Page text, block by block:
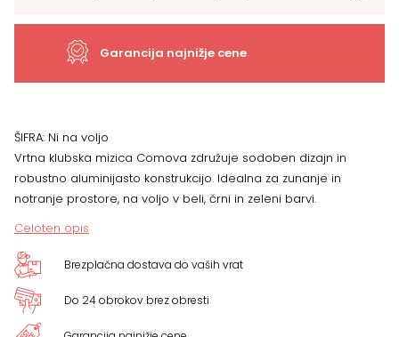
Garancija najnižje cene
ŠIFRA: Ni na voljo
Vrtna klubska mizica Comova združuje sodoben dizajn in
robustno aluminijasto konstrukcijo. Idealna za zunanje in
notranje prostore, na voljo v beli, črni in zeleni barvi.
Celoten opis
Brezplačna dostava do vaših vrat
Do 24 obrokov brez obresti